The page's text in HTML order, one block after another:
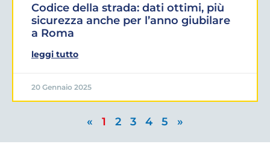
Codice della strada: dati ottimi, più
sicurezza anche per l’anno giubilare
a Roma
leggi tutto
20 Gennaio 2025
« 1 2 3 4 5 »